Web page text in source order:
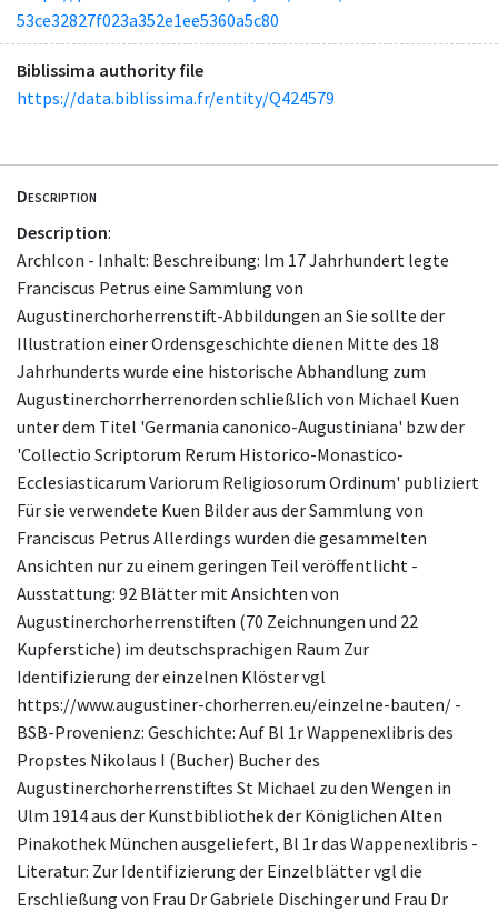
53ce32827f023a352e1ee5360a5c80
Biblissima authority file
https://data.biblissima.fr/entity/Q424579
Description
Description:
ArchIcon - Inhalt: Beschreibung: Im 17 Jahrhundert legte
Franciscus Petrus eine Sammlung von
Augustinerchorherrenstift-Abbildungen an Sie sollte der
Illustration einer Ordensgeschichte dienen Mitte des 18
Jahrhunderts wurde eine historische Abhandlung zum
Augustinerchorrherrenorden schließlich von Michael Kuen
unter dem Titel 'Germania canonico-Augustiniana' bzw der
'Collectio Scriptorum Rerum Historico-Monastico-
Ecclesiasticarum Variorum Religiosorum Ordinum' publiziert
Für sie verwendete Kuen Bilder aus der Sammlung von
Franciscus Petrus Allerdings wurden die gesammelten
Ansichten nur zu einem geringen Teil veröffentlicht -
Ausstattung: 92 Blätter mit Ansichten von
Augustinerchorherrenstiften (70 Zeichnungen und 22
Kupferstiche) im deutschsprachigen Raum Zur
Identifizierung der einzelnen Klöster vgl
https://www.augustiner-chorherren.eu/einzelne-bauten/ -
BSB-Provenienz: Geschichte: Auf Bl 1r Wappenexlibris des
Propstes Nikolaus I (Bucher) Bucher des
Augustinerchorherrenstiftes St Michael zu den Wengen in
Ulm 1914 aus der Kunstbibliothek der Königlichen Alten
Pinakothek München ausgeliefert, Bl 1r das Wappenexlibris -
Literatur: Zur Identifizierung der Einzelblätter vgl die
Erschließung von Frau Dr Gabriele Dischinger und Frau Dr